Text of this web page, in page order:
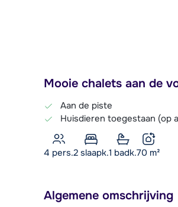
Mooie chalets aan de
Aan de piste
Huisdieren toegestaan (op
4 pers.2 slaapk.1 badk.70 m²
Algemene omschrijving